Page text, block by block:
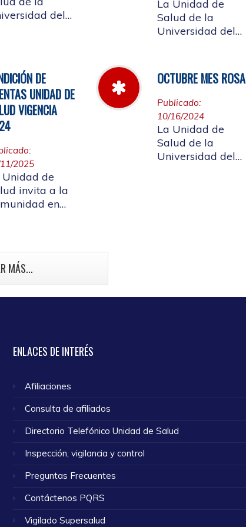
del
del 23 al
abril de
La Unidad de
Salud de la
Universidad del
Moderadoras,
Copagos y UPC
Adicional
aprobado según
acuerdo CDS 001
de 2025.
DE
UNIDAD DE
VIGENCIA
2025
Unidad de
invita a la
en
vigencia
2024
OCTUBRE MES ROSA
Publicado:
10/16/2024
La Unidad de
Salud de la
Universidad del
MÁS...
ENLACES DE INTERÉS
Afiliaciones
Consulta de afiliados
Directorio Telefónico Unidad de Salud
Inspección, vigilancia y control
Preguntas Frecuentes
Contáctenos PQRS
Vigilado Supersalud